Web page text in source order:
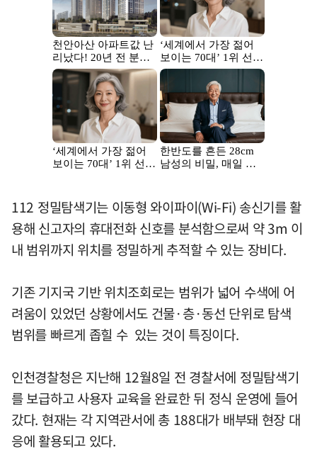
112 정밀탐색기는 이동형 와이파이(Wi-Fi) 송신기를 활
용해 신고자의 휴대전화 신호를 분석함으로써 약 3m 이
내 범위까지 위치를 정밀하게 추적할 수 있는 장비다.
기존 기지국 기반 위치조회로는 범위가 넓어 수색에 어
려움이 있었던 상황에서도 건물·층·동선 단위로 탐색
범위를 빠르게 좁힐 수 있는 것이 특징이다.
인천경찰청은 지난해 12월8일 전 경찰서에 정밀탐색기
를 보급하고 사용자 교육을 완료한 뒤 정식 운영에 들어
갔다. 현재는 각 지역관서에 총 188대가 배부돼 현장 대
응에 활용되고 있다.